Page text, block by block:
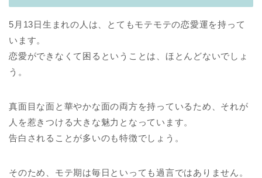
5月13日生まれの人は、とてもモテモテの恋愛運を持って
います。
恋愛ができなくて困るということは、ほとんどないでしょ
う。
真面目な面と華やかな面の両方を持っているため、それが
人を惹きつける大きな魅力となっています。
告白されることが多いのも特徴でしょう。
そのため、モテ期は毎日といっても過言ではありません。